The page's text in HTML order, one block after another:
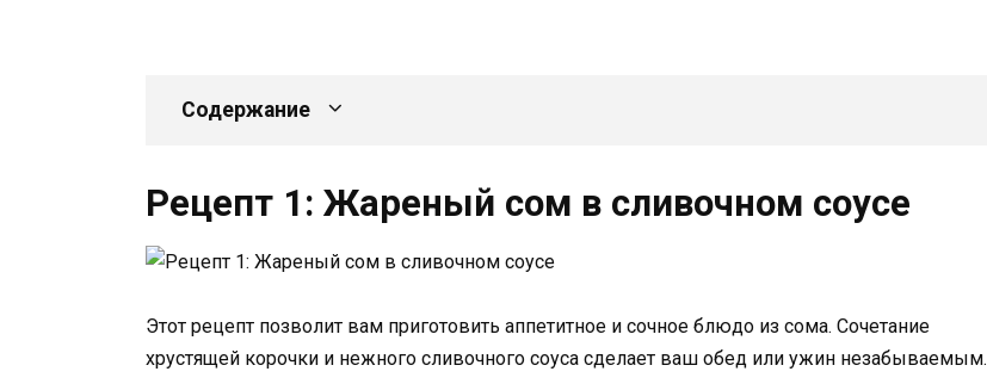
Содержание
Рецепт 1: Жареный сом в сливочном соусе
Этот рецепт позволит вам приготовить аппетитное и сочное блюдо из сома. Сочетание
хрустящей корочки и нежного сливочного соуса сделает ваш обед или ужин незабываемым.